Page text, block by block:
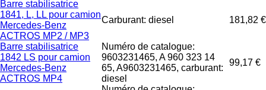
Barre stabilisatrice
1841, L, LL pour camion
Mercedes-Benz
ACTROS MP2 / MP3
Carburant: diesel 181,82 €
Barre stabilisatrice
1842 LS pour camion
Mercedes-Benz
ACTROS MP4
Numéro de catalogue:
9603231465, A 960 323 14
65, A9603231465, carburant:
diesel
99,17 €